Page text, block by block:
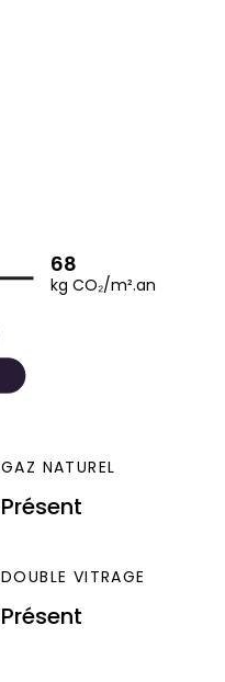
68
kg CO₂/m².an
GAZ NATUREL
Présent
DOUBLE VITRAGE
Présent